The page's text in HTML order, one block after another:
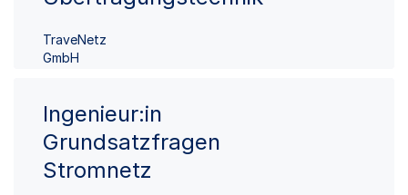
TraveNetz
GmbH
Ingenieur:in
Grundsatzfragen
Stromnetz